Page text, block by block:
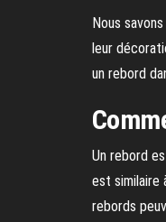
Nous
leur
un rebord
Un rebord
est similaire
rebords